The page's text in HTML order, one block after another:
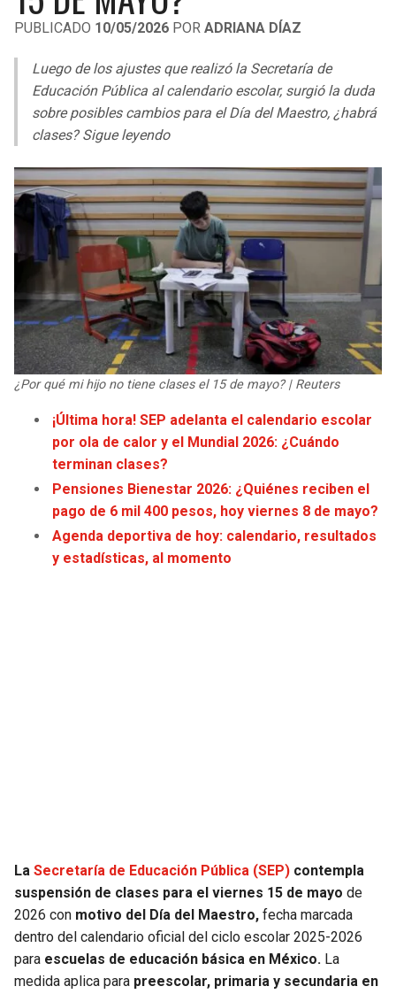
LIGA DE EXPANSIÓN MX
UEFA EUROPA LEAGUE
MLS
COPA LIBERTADORES
COPA SUDAMERICANA
LIGA BETPLAY
OTRAS LIGAS
CHARGERS
RAVENS
BENGALS
BROWNS
STEELERS
TEXANS
COLTS
JAGUARS
TITANS
COWBOYS
BEARS
LIONS
PACKERS
PISTONS
PACERS
BUCKS
HAWKS
HORNETS
HEAT
MAGIC
WIZARDS
WARRIORS
SPURS
NUGGETS
TIMBERWOLVES
PUBLICADO 10/05/2026 POR ADRIANA DÍAZ
Luego de los ajustes que realizó la Secretaría de
Educación Pública al calendario escolar, surgió la duda
sobre posibles cambios para el Día del Maestro, ¿habrá
clases? Sigue leyendo
¿Por qué mi hijo no tiene clases el 15 de mayo? | Reuters
¡Última hora! SEP adelanta el calendario escolar
por ola de calor y el Mundial 2026: ¿Cuándo
terminan clases?
Pensiones Bienestar 2026: ¿Quiénes reciben el
pago de 6 mil 400 pesos, hoy viernes 8 de mayo?
Agenda deportiva de hoy: calendario, resultados
y estadísticas, al momento
La Secretaría de Educación Pública (SEP) contempla
suspensión de clases para el viernes 15 de mayo de
2026 con motivo del Día del Maestro, fecha marcada
dentro del calendario oficial del ciclo escolar 2025-2026
para escuelas de educación básica en México. La
medida aplica para preescolar, primaria y secundaria en